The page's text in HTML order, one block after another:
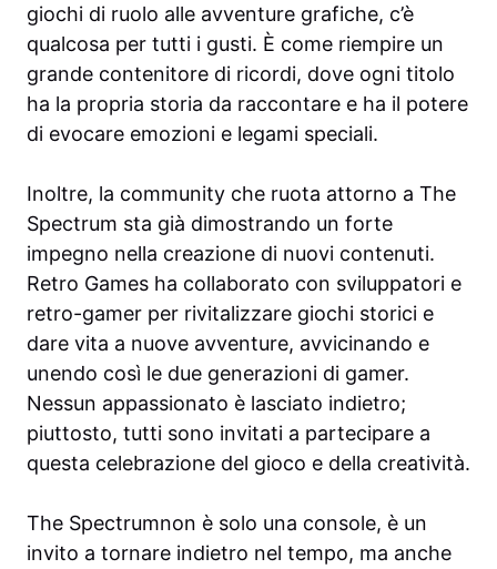
giochi di ruolo alle avventure grafiche, c’è
qualcosa per tutti i gusti. È come riempire un
grande contenitore di ricordi, dove ogni titolo
ha la propria storia da raccontare e ha il potere
di evocare emozioni e legami speciali.
Inoltre, la community che ruota attorno a The
Spectrum sta già dimostrando un forte
impegno nella creazione di nuovi contenuti.
Retro Games ha collaborato con sviluppatori e
retro-gamer per rivitalizzare giochi storici e
dare vita a nuove avventure, avvicinando e
unendo così le due generazioni di gamer.
Nessun appassionato è lasciato indietro;
piuttosto, tutti sono invitati a partecipare a
questa celebrazione del gioco e della creatività.
The Spectrumnon è solo una console, è un
invito a tornare indietro nel tempo, ma anche